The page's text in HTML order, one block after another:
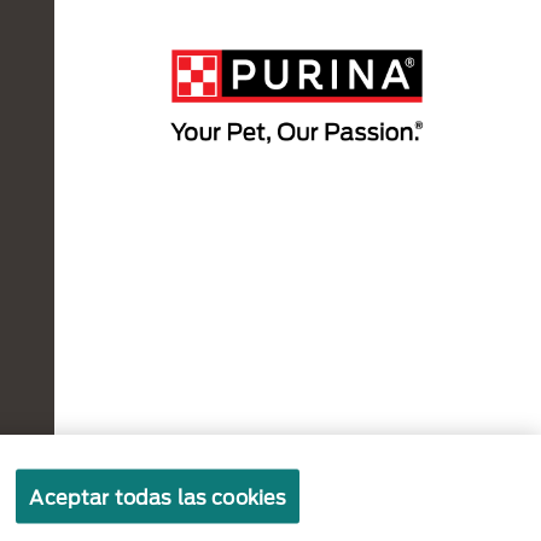
Políticas sobre
cookies
Términos de
privacidad
Aceptar todas las cookies